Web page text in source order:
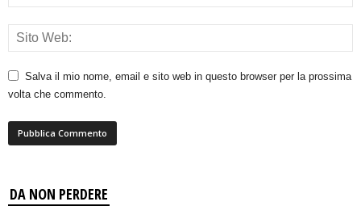
Salva il mio nome, email e sito web in questo browser per la prossima
volta che commento.
DA NON PERDERE